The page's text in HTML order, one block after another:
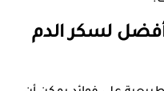
لسكر الدم